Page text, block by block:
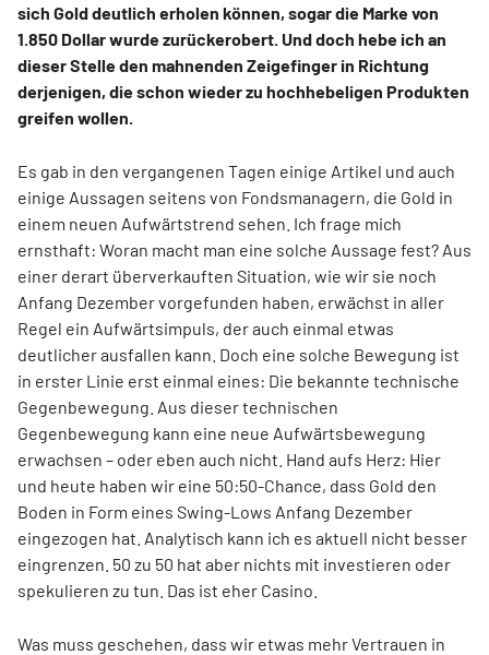
sich Gold deutlich erholen können, sogar die Marke von
1.850 Dollar wurde zurückerobert. Und doch hebe ich an
dieser Stelle den mahnenden Zeigefinger in Richtung
derjenigen, die schon wieder zu hochhebeligen Produkten
greifen wollen.
Es gab in den vergangenen Tagen einige Artikel und auch
einige Aussagen seitens von Fondsmanagern, die Gold in
einem neuen Aufwärtstrend sehen. Ich frage mich
ernsthaft: Woran macht man eine solche Aussage fest? Aus
einer derart überverkauften Situation, wie wir sie noch
Anfang Dezember vorgefunden haben, erwächst in aller
Regel ein Aufwärtsimpuls, der auch einmal etwas
deutlicher ausfallen kann. Doch eine solche Bewegung ist
in erster Linie erst einmal eines: Die bekannte technische
Gegenbewegung. Aus dieser technischen
Gegenbewegung kann eine neue Aufwärtsbewegung
erwachsen – oder eben auch nicht. Hand aufs Herz: Hier
und heute haben wir eine 50:50-Chance, dass Gold den
Boden in Form eines Swing-Lows Anfang Dezember
eingezogen hat. Analytisch kann ich es aktuell nicht besser
eingrenzen. 50 zu 50 hat aber nichts mit investieren oder
spekulieren zu tun. Das ist eher Casino.
Was muss geschehen, dass wir etwas mehr Vertrauen in